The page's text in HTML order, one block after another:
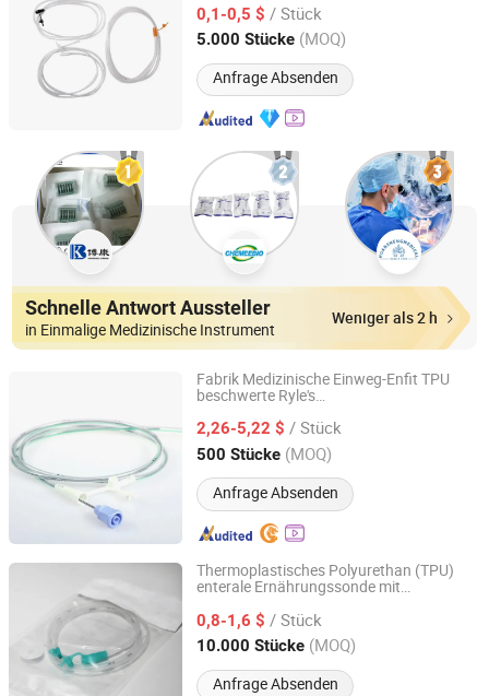
0,1-0,5 $ / Stück
5.000 Stücke (MOQ)
Anfrage Absenden
Anhui, China Seit 2020
Schnelle Antwort Aussteller
in Einmalige Medizinische Instrument
Weniger als 2 h
Fabrik Medizinische Einweg-Enfit TPU
beschwerte Ryle's
geschlossenem Ende für die Fütterung bei
Erwachsenen und Kindern mit CE
ISO13485
2,26-5,22 $ / Stück
500 Stücke (MOQ)
Anfrage Absenden
Jiangsu JDC Medical Devices Co., Ltd.
Jiangsu, China Seit 2022
Thermoplastisches Polyurethan (TPU)
enterale Ernährungssonde mit
den Krankenhausgebrauch
0,8-1,6 $ / Stück
10.000 Stücke (MOQ)
Anfrage Absenden
Yangzhou Kingcome Supply Chain Co., Ltd
Jiangsu, China Seit 2025